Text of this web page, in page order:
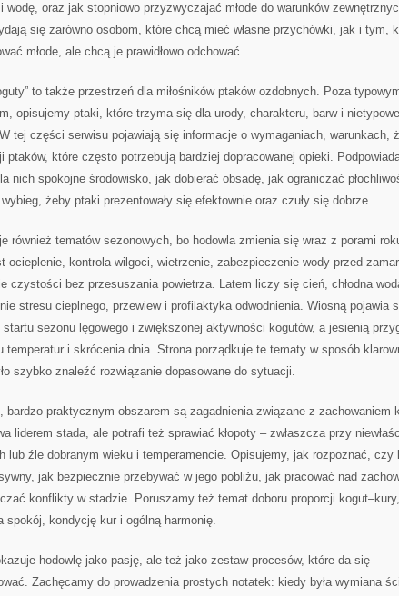
wodę, oraz jak stopniowo przyzwyczajać młode do warunków
się zarówno osobom, które chcą mieć własne przychówki, jak i tym,
młode, ale chcą je prawidłowo odchować.
to także przestrzeń dla miłośników ptaków ozdobnych. Poza
opisujemy ptaki, które trzyma się dla urody, charakteru, barw i
tej części serwisu pojawiają się informacje o wymaganiach, warunkach,
ptaków, które często potrzebują bardziej dopracowanej opieki.
nich spokojne środowisko, jak dobierać obsadę, jak ograniczać
żeby ptaki prezentowały się efektownie oraz czuły się dobrze.
również tematów sezonowych, bo hodowla zmienia się wraz z porami
ocieplenie, kontrola wilgoci, wietrzenie, zabezpieczenie wody przed
czystości bez przesuszania powietrza. Latem liczy się cień, chłodna
stresu cieplnego, przewiew i profilaktyka odwodnienia. Wiosną pojawia
startu sezonu lęgowego i zwiększonej aktywności kogutów, a jesienią
temperatur i skrócenia dnia. Strona porządkuje te tematy w sposób
szybko znaleźć rozwiązanie dopasowane do sytuacji.
bardzo praktycznym obszarem są zagadnienia związane z zachowaniem
liderem stada, ale potrafi też sprawiać kłopoty – zwłaszcza przy
lub źle dobranym wieku i temperamencie. Opisujemy, jak rozpoznać, czy
jak bezpiecznie przebywać w jego pobliżu, jak pracować nad
konflikty w stadzie. Poruszamy też temat doboru proporcji
spokój, kondycję kur i ogólną harmonię.
hodowlę jako pasję, ale też jako zestaw procesów, które da się
Zachęcamy do prowadzenia prostych notatek: kiedy była wymiana